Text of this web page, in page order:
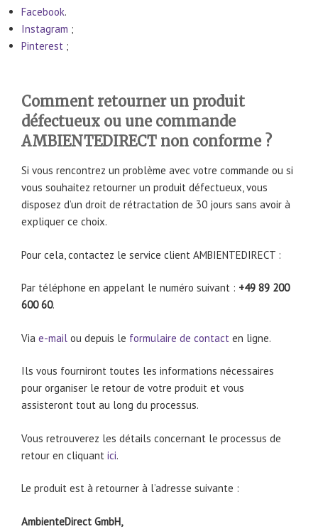
Facebook.
Instagram ;
Pinterest ;
Comment retourner un produit
défectueux ou une commande
AMBIENTEDIRECT non conforme ?
Si vous rencontrez un problème avec votre commande ou si
vous souhaitez retourner un produit défectueux, vous
disposez d’un droit de rétractation de 30 jours sans avoir à
expliquer ce choix.
Pour cela, contactez le service client AMBIENTEDIRECT :
Par téléphone en appelant le numéro suivant : +49 89 200
600 60.
Via e-mail ou depuis le formulaire de contact en ligne.
Ils vous fourniront toutes les informations nécessaires
pour organiser le retour de votre produit et vous
assisteront tout au long du processus.
Vous retrouverez les détails concernant le processus de
retour en cliquant ici.
Le produit est à retourner à l’adresse suivante :
AmbienteDirect GmbH,